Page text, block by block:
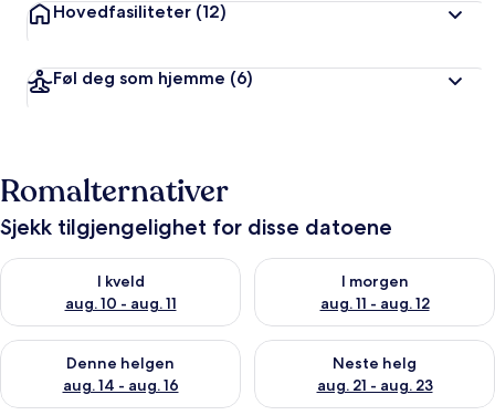
Hovedfasiliteter (12)
Føl deg som hjemme (6)
Romalternativer
Sjekk tilgjengelighet for disse datoene
I kveld
aug. 10 - aug. 11
Sjekk tilgjengelighet for i kveld, aug. 10 - aug. 11
I morgen
aug. 11 - aug. 12
Sjekk tilgjengelighet for i
Denne helgen
aug. 14 - aug. 16
Sjekk tilgjengelighet for denne helgen, aug. 14 - aug. 16
Neste helg
aug. 21 - aug. 23
Sjekk tilgjengelighet for